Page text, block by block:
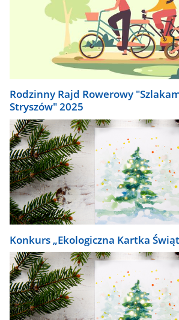
Rodzinny Rajd Rowerowy
Stryszów" 2025
Konkurs „Ekologiczna Kartka